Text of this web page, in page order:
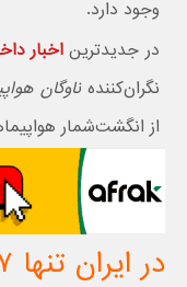
وجود دارد.
در جدیدترین اخبار
نگران‌کنندهناوگان
از انگشت‌شمار